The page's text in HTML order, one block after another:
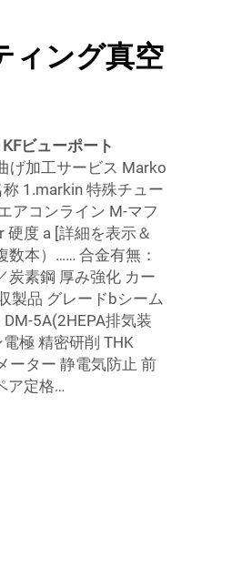
ィング真空
KFビューポート
げ加工サービス Marko
1.markin 特殊チュー
アコンライン M-マフ
硬度 a [詳細を表示＆
数本）…… 合金有無：
炭素鋼 厚み強化 カー
製品 グレードbシーム
5A(2HEPA排気装
極 精密研削 THK
ーター 静電気防止 前
ア定格…